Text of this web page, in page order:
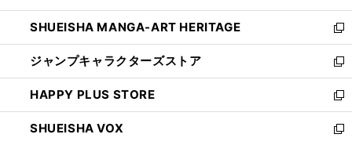
開
く
ウ
で
開
く
し
い
ウ
ィ
ン
ド
ウ
で
SHUEISHA MANGA-ART HERITAGE
新
し
い
ウ
ィ
ン
ド
ジャンプキャラクターズストア
新
し
い
ウ
ィ
HAPPY PLUS STORE
新
し
い
SHUEISHA VOX
新